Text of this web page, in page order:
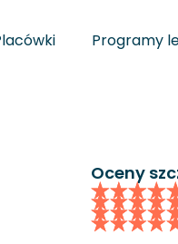
Programy
Oceny